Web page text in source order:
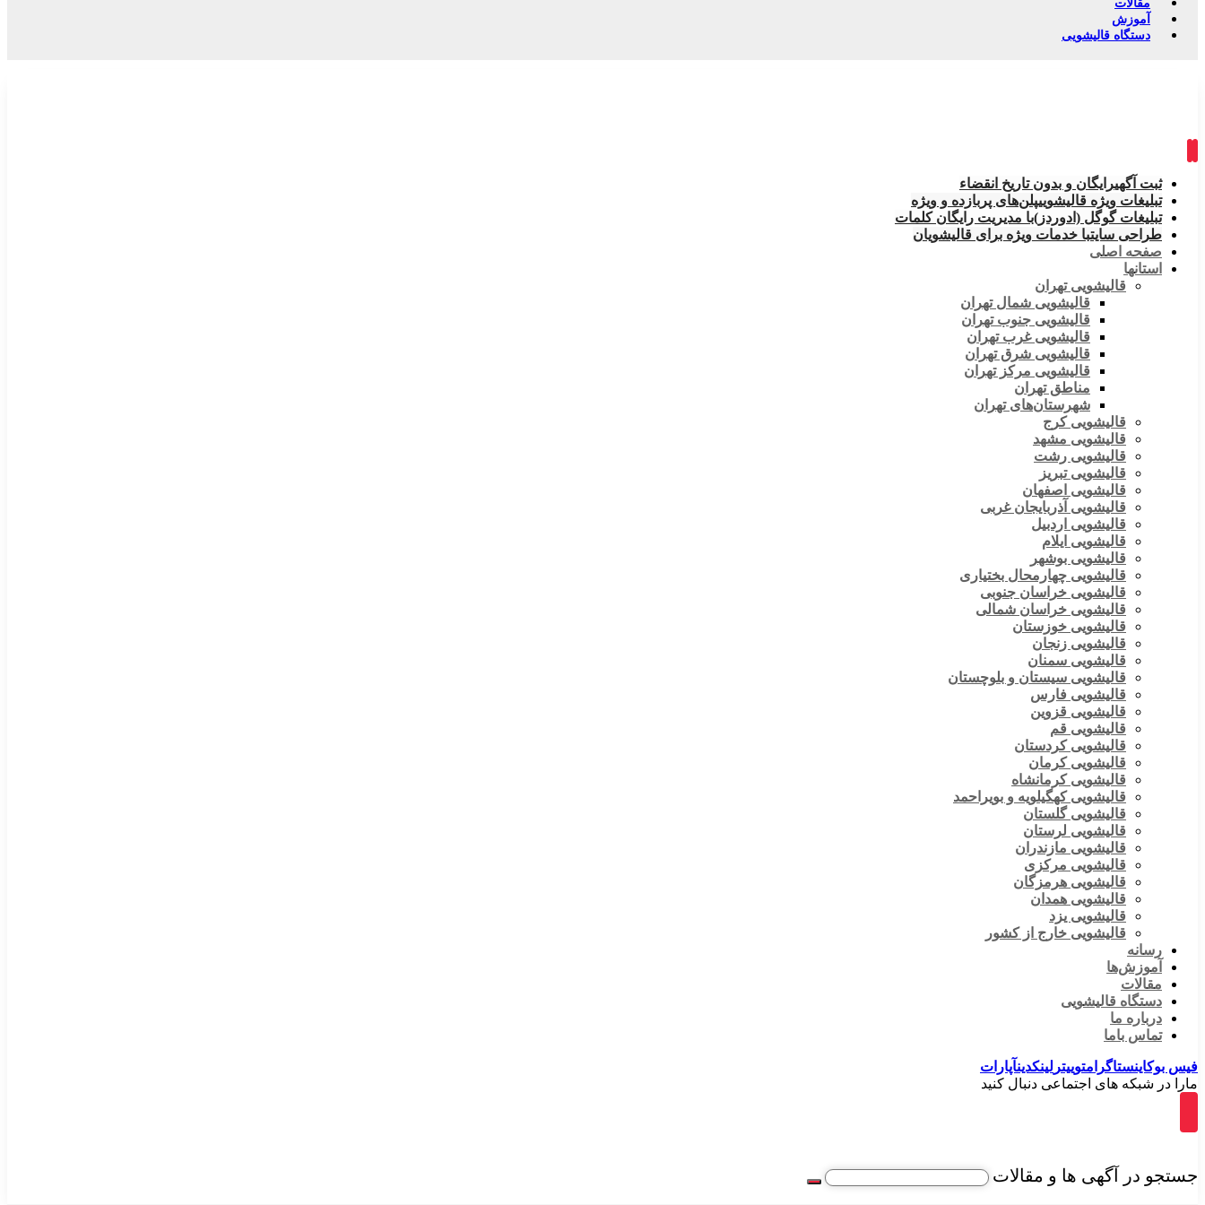
مقالات
آموزش
دستگاه قالیشویی
ثبت آگهیرایگان و بدون تاریخ انقضاء
تبلیغات ویژه قالیشوییپلن‌های پربازده و ویژه
تبلیغات گوگل (ادوردز)با مدیریت رایگان کلمات
طراحی سایتبا خدمات ویژه برای قالیشویان
صفحه اصلی
استانها
قالیشویی تهران
قالیشویی شمال تهران
قالیشویی جنوب تهران
قالیشویی غرب تهران
قالیشویی شرق تهران
قالیشویی مرکز تهران
مناطق تهران
شهرستان‌های تهران
قالیشویی کرج
قالیشویی مشهد
قالیشویی رشت
قالیشویی تبریز
قالیشویی اصفهان
قالیشویی آذربایجان غربی
قالیشویی اردبیل
قالیشویی ایلام
قالیشویی بوشهر
قالیشویی چهارمحال بختیاری
قالیشویی خراسان جنوبی
قالیشویی خراسان شمالی
قالیشویی خوزستان
قالیشویی زنجان
قالیشویی سمنان
قالیشویی سیستان و بلوچستان
قالیشویی فارس
قالیشویی قزوین
قالیشویی قم
قالیشویی کردستان
قالیشویی کرمان
قالیشویی کرمانشاه
قالیشویی کهگیلویه و بویراحمد
قالیشویی گلستان
قالیشویی لرستان
قالیشویی مازندران
قالیشویی مرکزی
قالیشویی هرمزگان
قالیشویی همدان
قالیشویی یزد
قالیشویی خارج از کشور
رسانه
آموزش‌ها
مقالات
دستگاه قالیشویی
درباره ما
تماس باما
فیس بوکاینستاگرامتوییتر لینکدینآپارات
مارا در شبکه های اجتماعی دنبال کنید
جستجو در آگهی ها و مقالات